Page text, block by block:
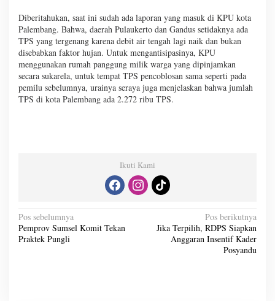
Diberitahukan, saat ini sudah ada laporan yang masuk di KPU kota
Palembang. Bahwa, daerah Pulaukerto dan Gandus setidaknya ada
TPS yang tergenang karena debit air tengah lagi naik dan bukan
disebabkan faktor hujan. Untuk mengantisipasinya, KPU
menggunakan rumah panggung milik warga yang dipinjamkan
secara sukarela, untuk tempat TPS pencoblosan sama seperti pada
pemilu sebelumnya, urainya seraya juga menjelaskan bahwa jumlah
TPS di kota Palembang ada 2.272 ribu TPS.
Ikuti Kami
N
a
Pos sebelumnya
Pemprov Sumsel Komit Tekan
Praktek Pungli
Pos berikutnya
Jika Terpilih, RDPS Siapkan
Anggaran Insentif Kader
Posyandu